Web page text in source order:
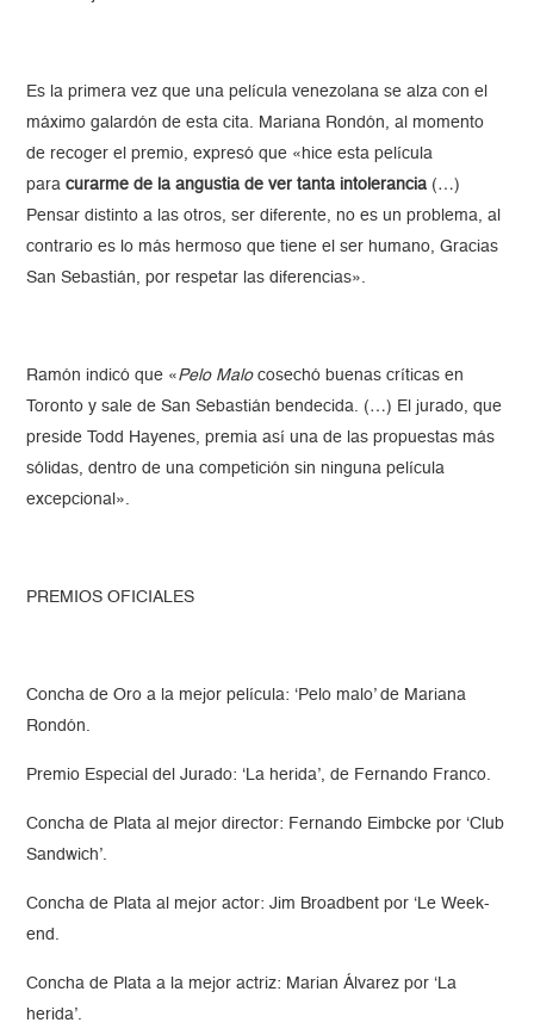
Es la primera vez que una película venezolana se alza con el
máximo galardón de esta cita. Mariana Rondón, al momento
de recoger el premio, expresó que «hice esta película
paracurarme de la angustia de ver tanta intolerancia (…)
Pensar distinto a las otros, ser diferente, no es un problema, al
contrario es lo más hermoso que tiene el ser humano, Gracias
San Sebastián, por respetar las diferencias».
Ramón indicó que «Pelo Malocosechó buenas críticas en
Toronto y sale de San Sebastián bendecida. (…) El jurado, que
preside Todd Hayenes, premia así una de las propuestas más
sólidas, dentro de una competición sin ninguna película
excepcional».
PREMIOS OFICIALES
Concha de Oro a la mejor película: ‘Pelo malo’ de Mariana
Rondón.
Premio Especial del Jurado: ‘La herida’, de Fernando Franco.
Concha de Plata al mejor director: Fernando Eimbcke por ‘Club
Sandwich’.
Concha de Plata al mejor actor: Jim Broadbent por ‘Le Week-
end.
Concha de Plata a la mejor actriz: Marian Álvarez por ‘La
herida’.